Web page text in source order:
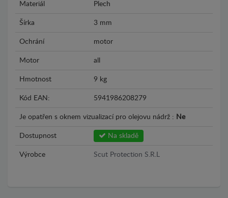
Materiál Plech
Šírka 3 mm
Ochrání motor
Motor all
Hmotnost 9 kg
Kód EAN: 5941986208279
Je opatřen s oknem vizualizací pro olejovu nádrž : Ne
Dostupnost Na skladě
Výrobce Scut Protection S.R.L